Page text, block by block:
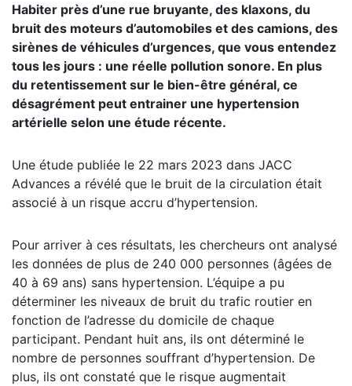
Habiter près d’une rue bruyante, des klaxons, du
bruit des moteurs d’automobiles et des camions, des
sirènes de véhicules d’urgences, que vous entendez
tous les jours : une réelle pollution sonore. En plus
du retentissement sur le bien-être général, ce
désagrément peut entrainer une hypertension
artérielle selon une étude récente.
Une étude publiée le 22 mars 2023 dans JACC
Advances a révélé que le bruit de la circulation était
associé à un risque accru d’hypertension.
Pour arriver à ces résultats, les chercheurs ont analysé
les données de plus de 240 000 personnes (âgées de
40 à 69 ans) sans hypertension. L’équipe a pu
déterminer les niveaux de bruit du trafic routier en
fonction de l’adresse du domicile de chaque
participant. Pendant huit ans, ils ont déterminé le
nombre de personnes souffrant d’hypertension. De
plus, ils ont constaté que le risque augmentait